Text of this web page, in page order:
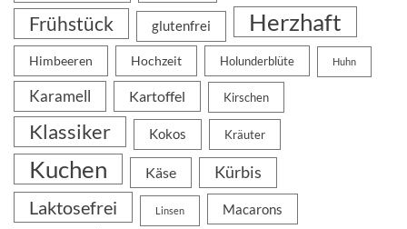
Frühstück glutenfrei Herzhaft
Himbeeren Hochzeit Holunderblüte Huhn
Karamell Kartoffel Kirschen
Klassiker Kokos Kräuter
Kuchen Käse Kürbis
Laktosefrei Linsen Macarons